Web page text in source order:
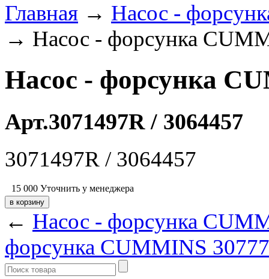
Главная → Насос -
→ Насос - форсунка
Насос - форсунка
Арт.3071497R / 3064457
3071497R / 3064457
15 000 Уточнить у менеджера
← Насос - форсунка
форсунка CUMMINS